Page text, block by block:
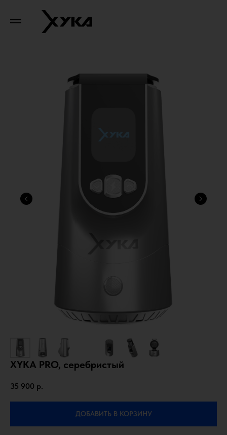
XYKA PRO, серебристый
35 900 р.
ДОБАВИТЬ В КОРЗИНУ